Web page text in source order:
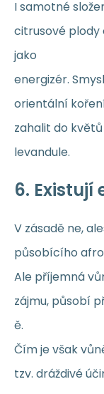
I samotné
citrusové plody
jako
energizér.
orientální
zahalit do květů
levandule.
6.
V zásadě ne,
působícího
Ale příjemná
zájmu, působí
ě.
Čím je však
tzv. dráždivé